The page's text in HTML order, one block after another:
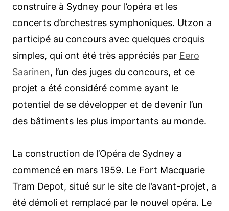
construire à Sydney pour l’opéra et les
concerts d’orchestres symphoniques. Utzon a
participé au concours avec quelques croquis
simples, qui ont été très appréciés par Eero
Saarinen, l’un des juges du concours, et ce
projet a été considéré comme ayant le
potentiel de se développer et de devenir l’un
des bâtiments les plus importants au monde.
La construction de l’Opéra de Sydney a
commencé en mars 1959. Le Fort Macquarie
Tram Depot, situé sur le site de l’avant-projet, a
été démoli et remplacé par le nouvel opéra. Le